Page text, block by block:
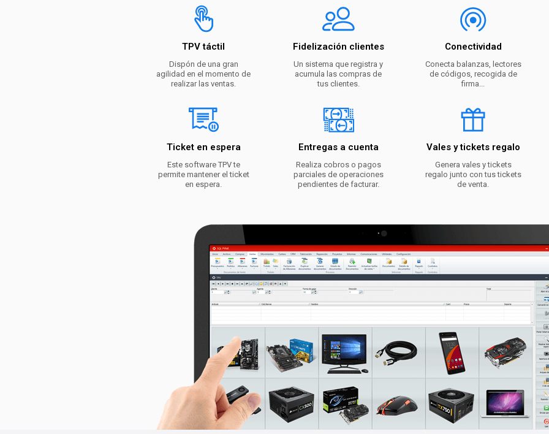
TPV táctil
Dispón de una gran
agilidad en el momento de
realizar las ventas.
Fidelización clientes
Un sistema que registra y
acumula las compras de
tus clientes.
Conectividad
Conecta balanzas, lectores
de códigos, recogida de
firma...
Ticket en espera
Este software TPV te
permite mantener el ticket
en espera.
Entregas a cuenta
Realiza cobros o pagos
parciales de operaciones
pendientes de facturar.
Vales y tickets regalo
Genera vales y tickets
regalo junto con tus tickets
de venta.